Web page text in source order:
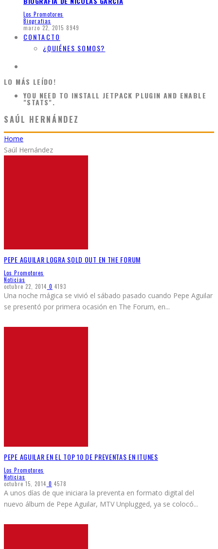
Los Promotores
Biografias
marzo 22, 2015 8949
CONTACTO
¿QUIÉNES SOMOS?
LO MÁS LEÍDO!
YOU NEED TO INSTALL JETPACK PLUGIN AND ENABLE
"STATS".
SAÚL HERNÁNDEZ
Home
Saúl Hernández
PEPE AGUILAR LOGRA SOLD OUT EN THE FORUM
Los Promotores
Noticias
octubre 22, 2014 0 4193
Una noche mágica se vivió el sábado pasado cuando Pepe Aguilar
se presentó por primera ocasión en The Forum, en...
PEPE AGUILAR EN EL TOP 10 DE PREVENTAS EN ITUNES
Los Promotores
Noticias
octubre 15, 2014 0 4578
A unos días de que iniciara la preventa en formato digital del
nuevo álbum de Pepe Aguilar, MTV Unplugged, ya se colocó...